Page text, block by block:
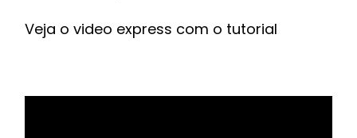
Veja o video express com o tutorial